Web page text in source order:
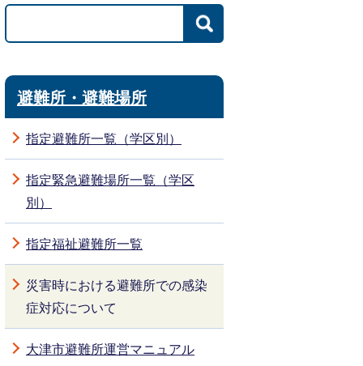
避難所・避難場所
指定避難所一覧（学区別）
指定緊急避難場所一覧（学区
別）
指定福祉避難所一覧
災害時における避難所での感染
症対応について
大津市避難所運営マニュアル